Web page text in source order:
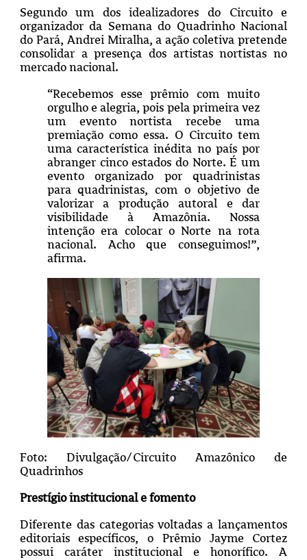
Segundo um dos idealizadores do Circuito e
organizador da Semana do Quadrinho Nacional
do Pará, Andrei Miralha, a ação coletiva pretende
consolidar a presença dos artistas nortistas no
mercado nacional.
“Recebemos esse prêmio com muito
orgulho e alegria, pois pela primeira vez
um evento nortista recebe uma
premiação como essa. O Circuito tem
uma característica inédita no país por
abranger cinco estados do Norte. É um
evento organizado por quadrinistas
para quadrinistas, com o objetivo de
valorizar a produção autoral e dar
visibilidade à Amazônia. Nossa
intenção era colocar o Norte na rota
nacional. Acho que conseguimos!”,
afirma.
Foto: Divulgação/Circuito Amazônico de
Quadrinhos
Prestígio institucional e fomento
Diferente das categorias voltadas a lançamentos
editoriais específicos, o Prêmio Jayme Cortez
possui caráter institucional e honorífico. A